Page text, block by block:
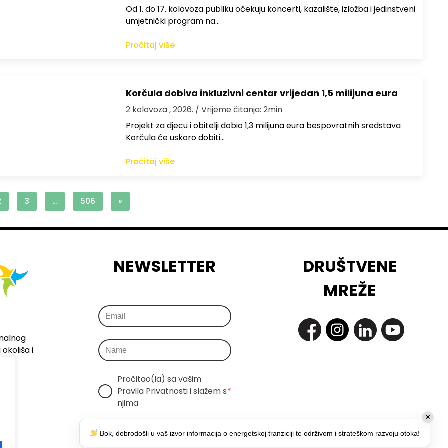
Od 1. do 17. kolovoza publiku očekuju koncerti, kazalište, izložba i jedinstveni
umjetnički program na…
Pročitaj više
Korčula dobiva inkluzivni centar vrijedan 1,5 milijuna eura
2 kolovoza , 2026. / Vrijeme čitanja: 2min
Projekt za djecu i obitelji dobio 1,3 milijuna eura bespovratnih sredstava
Korčula će uskoro dobiti…
Pročitaj više
3 … 506 »
i
NEWSLETTER
Pročitao(la) sa vašim
Pravila Privatnosti i slažem s
njima
*
informacije, bez spama
*
DRUŠTVENE
MREŽE
✕
Bok, dobrodošli u vaš izvor informacija o energetskoj tranziciji te održivom i strateškom razvoju otoka!